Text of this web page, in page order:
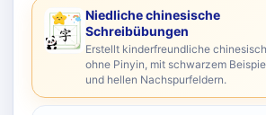
Niedliche chinesische
Schreibübungen
Erstellt kinderfreundliche
ohne Pinyin, mit schwarzem
und hellen Nachspurfeldern.